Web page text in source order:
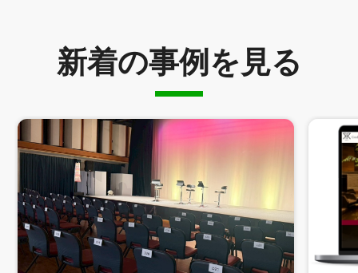
新着の事例を見る